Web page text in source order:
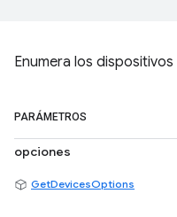
Enumera los
PARÁMETROS
opciones
GetDevicesOptions